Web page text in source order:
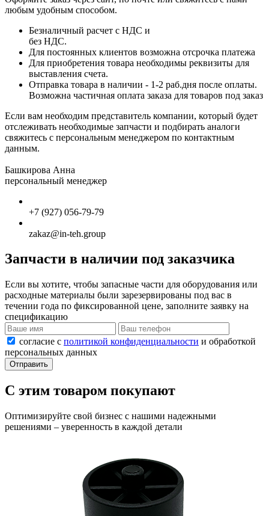
любым удобным способом.
Безналичный расчет с НДС и
без НДС.
Для постоянных клиентов возможна отсрочка платежа
Для приобретения товара необходимы реквизиты для
выставления счета.
Отправка товара в наличии - 1-2 раб.дня после оплаты.
Возможна частичная оплата заказа для товаров под заказ
Если вам необходим представитель компании, который будет
отслеживать необходимые запчасти и подбирать аналоги
свяжитесь с персональным менеджером по контактным
данным.
Башкирова Анна
персональный менеджер
+7 (927) 056-79-79
zakaz@in-teh.group
Запчасти в наличии под заказчика
Если вы хотите, чтобы запасные части для оборудования или
расходные материалы были зарезервированы под вас в
течении года по фиксированной цене, заполните заявку на
спецификацию
согласие с политикой конфиденциальности и обработкой
персональных данных
Отправить
С этим товаром покупают
Оптимизируйте свой бизнес с нашими надежными
решениями – уверенность в каждой детали